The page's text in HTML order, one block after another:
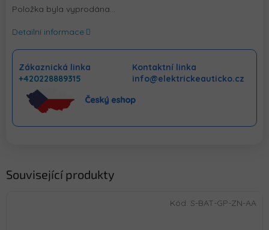
Položka byla vyprodána…
Detailní informace
Zákaznická linka
+420228889315
Kontaktní linka
info@elektrickeauticko.cz
Související produkty
Kód: S-BAT-GP-ZN-AA